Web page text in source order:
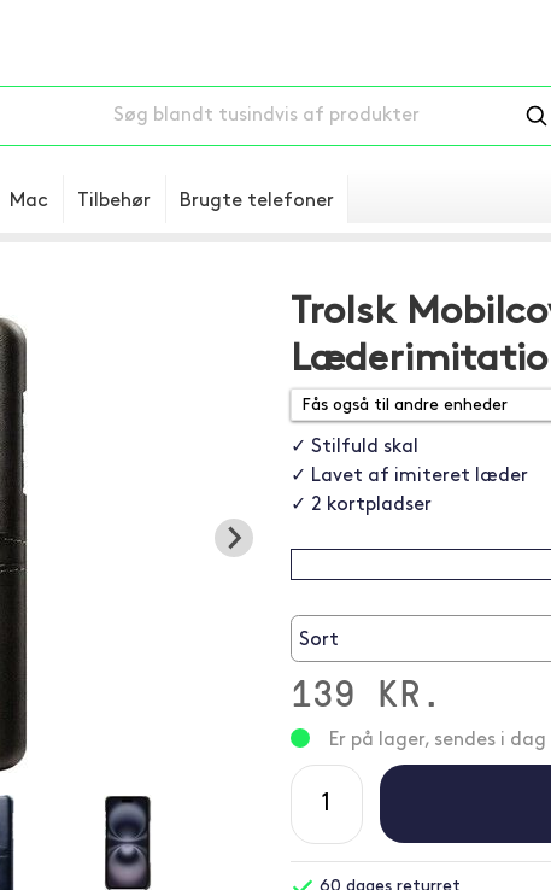
Mac Tilbehør Brugte telefoner
Trolsk
✓ Stilfuld skal
✓ Lavet af imiteret læder
✓ 2 kortpladser
Sort
139 KR.
Er på lager, sendes i dag